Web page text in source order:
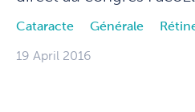
Cataracte Générale
19 April 2016